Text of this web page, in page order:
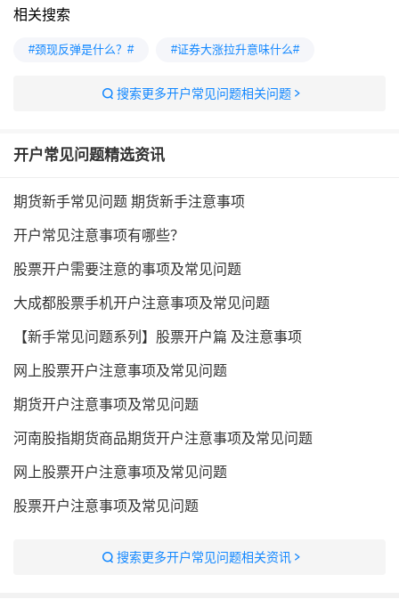
相关搜索
#颈现反弹是什么？# #证券大涨拉升意味什么#
搜索更多开户常见问题相关问题
开户常见问题精选资讯
期货新手常见问题 期货新手注意事项
开户常见注意事项有哪些？
股票开户需要注意的事项及常见问题
大成都股票手机开户注意事项及常见问题
【新手常见问题系列】股票开户篇 及注意事项
网上股票开户注意事项及常见问题
期货开户注意事项及常见问题
河南股指期货商品期货开户注意事项及常见问题
网上股票开户注意事项及常见问题
股票开户注意事项及常见问题
搜索更多开户常见问题相关资讯